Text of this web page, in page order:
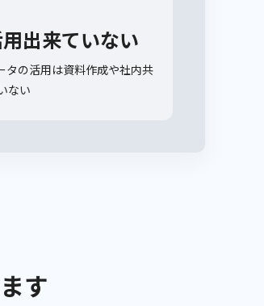
出来ていない
タの活用は資料作成や社内共
ない
す